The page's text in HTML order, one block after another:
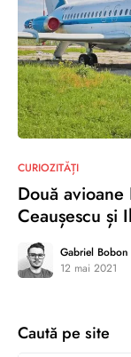
CURIOZITĂȚI
Două avioane
Ceaușescu și
Gabriel Bobon
12 mai 2021
Caută pe site